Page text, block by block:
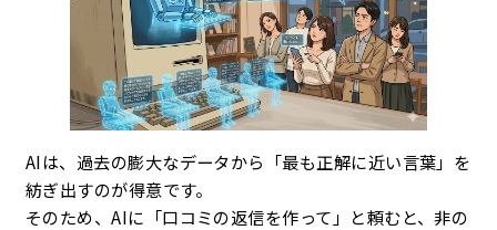
AIは、過去の膨大なデータから「最も正解に近い言葉」を
紡ぎ出すのが得意です。
そのため、AIに「口コミの返信を作って」と頼むと、非の